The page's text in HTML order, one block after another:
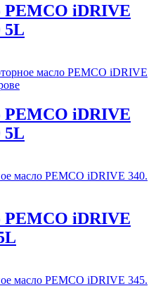
PEMCO iDRIVE
5L
PEMCO iDRIVE
5L
PEMCO iDRIVE